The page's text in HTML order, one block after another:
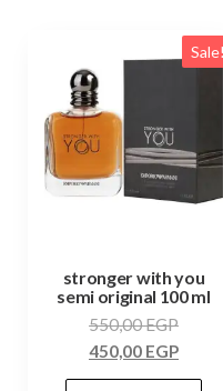
Sale!
stronger with you
semi original 100 ml
550,00EGP
450,00 EGP